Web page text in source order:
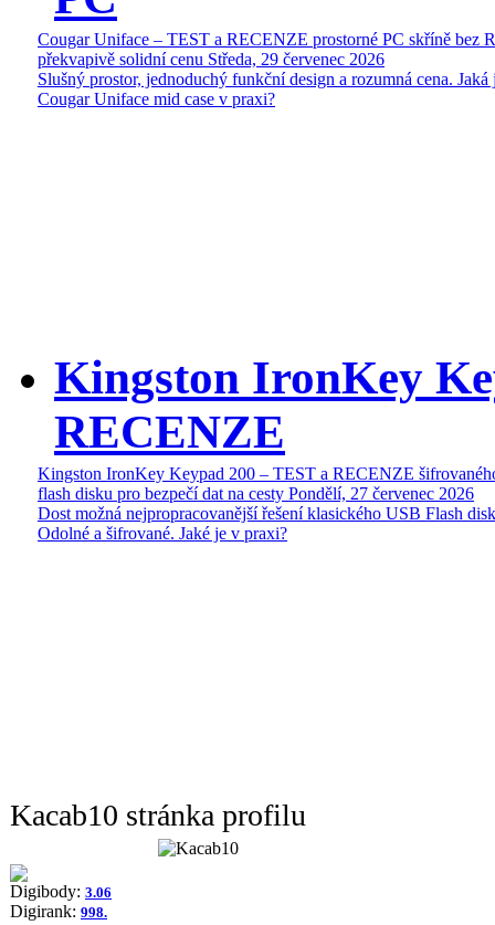
Cougar Uniface – TEST a RECENZE prostorné PC skříně bez
překvapivě solidní cenu Středa, 29 červenec 2026
Slušný prostor, jednoduchý funkční design a rozumná cena. Jaká
Cougar Uniface mid case v praxi?
Kingston IronKey
RECENZE
Kingston IronKey Keypad 200 – TEST a RECENZE
flash disku pro bezpečí dat na cesty Pondělí, 27 červenec 2026
Dost možná nejpropracovanější řešení klasického USB Flash
Odolné a šifrované. Jaké je v praxi?
Kacab10 stránka profilu
Digibody: 3.06
Digirank: 998.